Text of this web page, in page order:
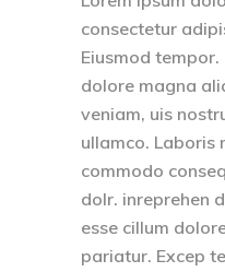
consectetur
Eiusmod
dolore magna
veniam, uis
ullamco. Laboris
commodo
dolr. inreprehen
esse cillum
pariatur. Excep